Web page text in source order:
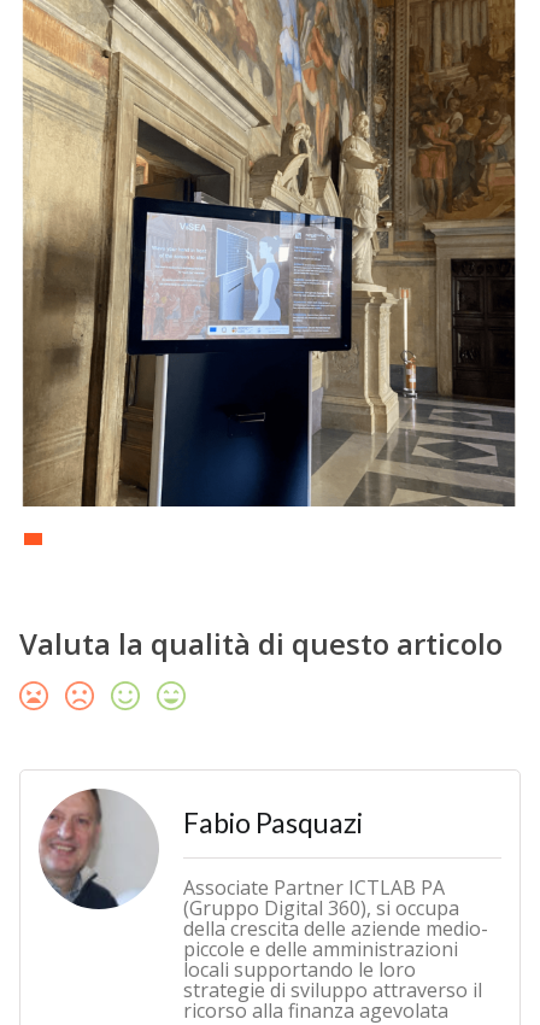
Valuta la qualità di questo articolo
Fabio Pasquazi
Associate Partner ICTLAB PA
(Gruppo Digital 360), si occupa
della crescita delle aziende medio-
piccole e delle amministrazioni
locali supportando le loro
strategie di sviluppo attraverso il
ricorso alla finanza agevolata